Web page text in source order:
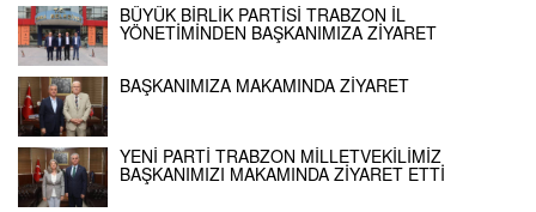
BÜYÜK BİRLİK PARTİSİ TRABZON İL
YÖNETİMİNDEN BAŞKANIMIZA ZİYARET
BAŞKANIMIZA MAKAMINDA ZİYARET
YENİ PARTİ TRABZON MİLLETVEKİLİMİZ
BAŞKANIMIZI MAKAMINDA ZİYARET ETTİ